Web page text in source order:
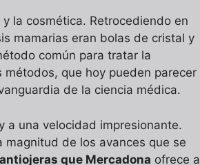
la cosmética. Retrocediendo en
mamarias eran bolas de cristal y
común para tratar la
que hoy pueden parecer
de la ciencia médica.
a una velocidad impresionante.
de los avances que se
que Mercadona ofrece a